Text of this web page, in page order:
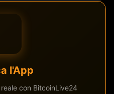
l'App
con BitcoinLive24